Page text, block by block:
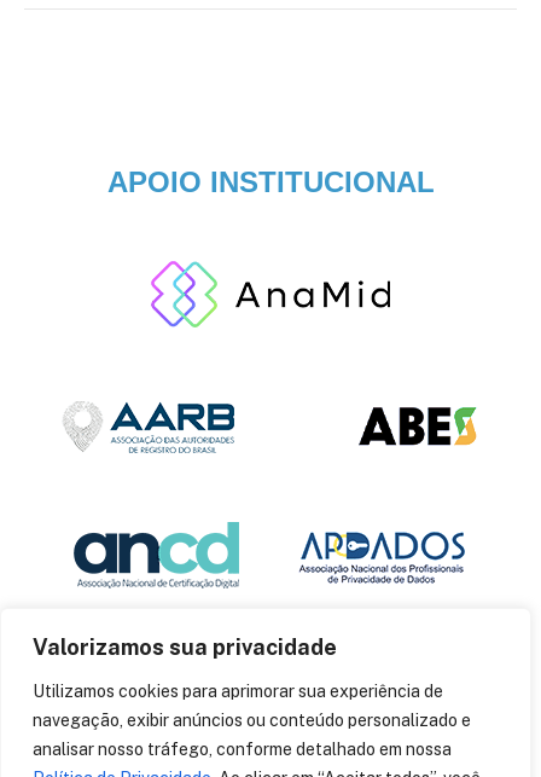
Valorizamos sua privacidade
Utilizamos cookies para aprimorar sua experiência de
navegação, exibir anúncios ou conteúdo personalizado e
analisar nosso tráfego, conforme detalhado em nossa
APOIO INSTITUCIONAL